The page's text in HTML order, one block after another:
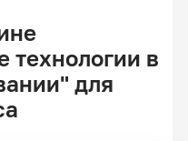
в
для